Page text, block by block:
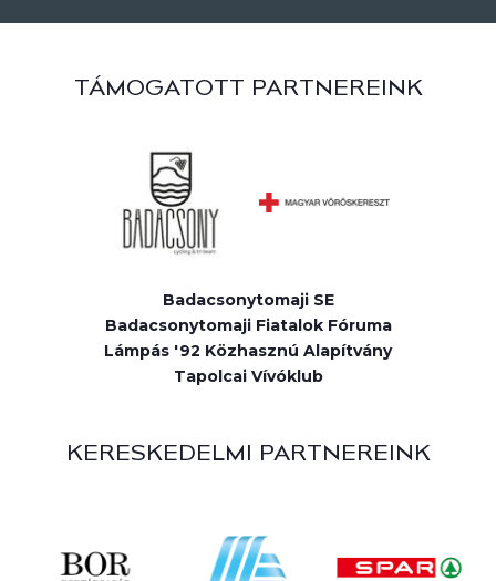
TÁMOGATOTT PARTNEREINK
Badacsonytomaji SE
Badacsonytomaji Fiatalok Fóruma
Lámpás '92 Közhasznú Alapítvány
Tapolcai Vívóklub
KERESKEDELMI PARTNEREINK